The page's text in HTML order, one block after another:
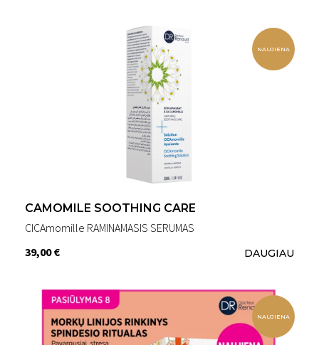
NAUJIENA
CAMOMILE SOOTHING CARE
CICAmomille RAMINAMASIS SERUMAS
39,00 €
DAUGIAU
NAUJIENA